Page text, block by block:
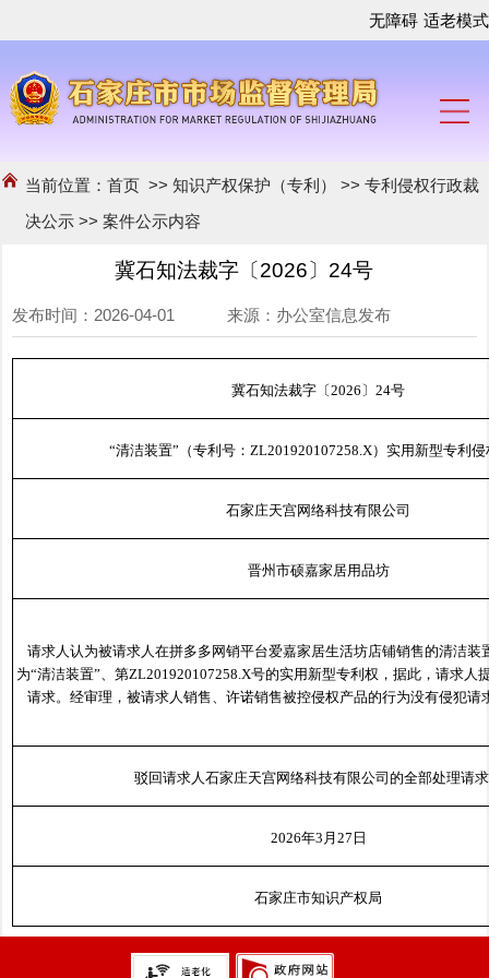
无障碍 适老模式
当前位置：首页 >>知识产权保护（专利） >>专利侵权行政裁
决公示 >>案件公示内容
冀石知法裁字〔2026〕24号
发布时间：2026-04-01 来源：办公室信息发布
冀石知法裁字〔2026〕24号
“清洁装置”（专利号：ZL201920107258.X）实用新型专利
石家庄天宫网络科技有限公司
晋州市硕嘉家居用品坊
请求人认为被请求人在拼多多网销平台爱嘉家居生活坊店铺销售的清洁装
为“清洁装置”、第ZL201920107258.X号的实用新型专利权，据此，请求人
请求。经审理，被请求人销售、许诺销售被控侵权产品的行为没有侵犯请
驳回请求人石家庄天宫网络科技有限公司的全部处理请
2026年3月27日
石家庄市知识产权局